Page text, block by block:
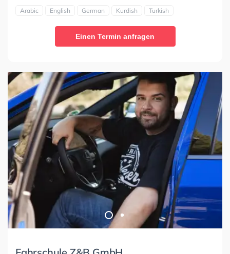
Arabic English German Kurdish Turkish
Einen Termin anfragen